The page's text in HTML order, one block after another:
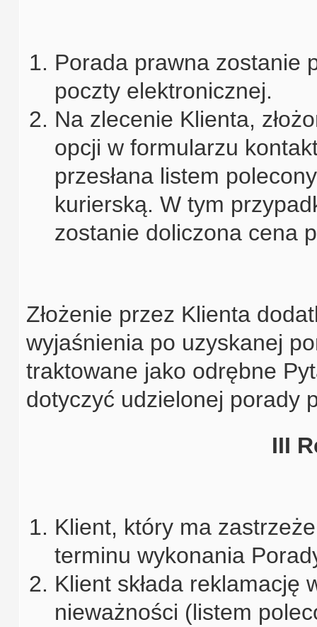
Porada prawna zostanie
poczty elektronicznej.
Na zlecenie Klienta,
opcji w formularzu
przesłana listem
kurierską. W tym
zostanie doliczona cena
Złożenie przez Klienta
wyjaśnienia po uzyskanej
traktowane jako odrębne
dotyczyć udzielonej porady
III
Klient, który ma
terminu wykonania
Klient składa reklamację
nieważności (listem